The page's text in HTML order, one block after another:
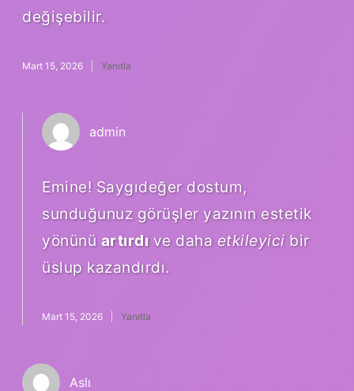
değişebilir.
Mart 15, 2026 Yanıtla
admin
Emine! Saygıdeğer dostum,
sunduğunuz görüşler yazının estetik
yönünü artırdıve daha etkileyici bir
üslup kazandırdı.
Mart 15, 2026 Yanıtla
Aslı